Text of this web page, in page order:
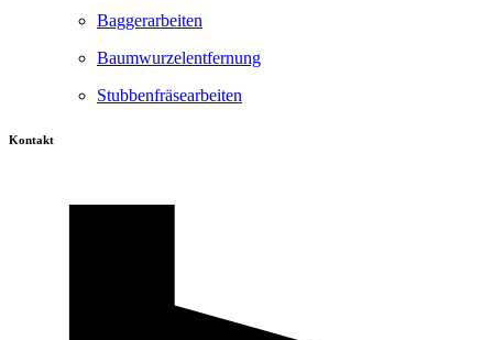
Baggerarbeiten
Baumwurzelentfernung
Stubbenfräsearbeiten
Kontakt